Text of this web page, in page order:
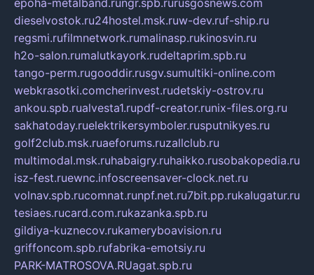
epoha-metalband.rungr.spb.rurusgosnews.com
dieselvostok.ru24hostel.msk.ruw-dev.ruf-ship.ru
regsmi.rufilmnetwork.rumalinasp.rukinosvin.ru
h2o-salon.rumalutkayork.rudeltaprim.spb.ru
tango-perm.rugooddir.rusgv.sumultiki-online.com
webkrasotki.comcherinvest.rudetskiy-ostrov.ru
ankou.spb.rualvesta1.rupdf-creator.runix-files.org.ru
sakhatoday.ruelektrikersymboler.rusputnikyes.ru
golf2club.msk.ruaeforums.ruzallclub.ru
multimodal.msk.ruhabaigry.ruhaikko.rusobakopedia.ru
isz-fest.ruewnc.infoscreensaver-clock.net.ru
volnav.spb.rucomnat.runpf.net.ru7bit.pp.rukalugatur.ru
tesiaes.rucard.com.rukazanka.spb.ru
gildiya-kuznecov.rukameryboavision.ru
griffoncom.spb.rufabrika-emotsiy.ru
PARK-MATROSOVA.RUagat.spb.ru